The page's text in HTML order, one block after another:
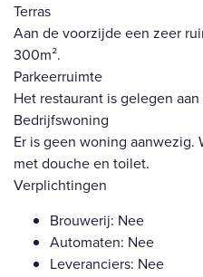
Terras
Aan de voorzijde een zeer
300m².
Parkeerruimte
Het restaurant is gelegen
Bedrijfswoning
Er is geen woning aanwezig.
met douche en toilet.
Verplichtingen
Brouwerij: Nee
Automaten: Nee
Leveranciers: Nee